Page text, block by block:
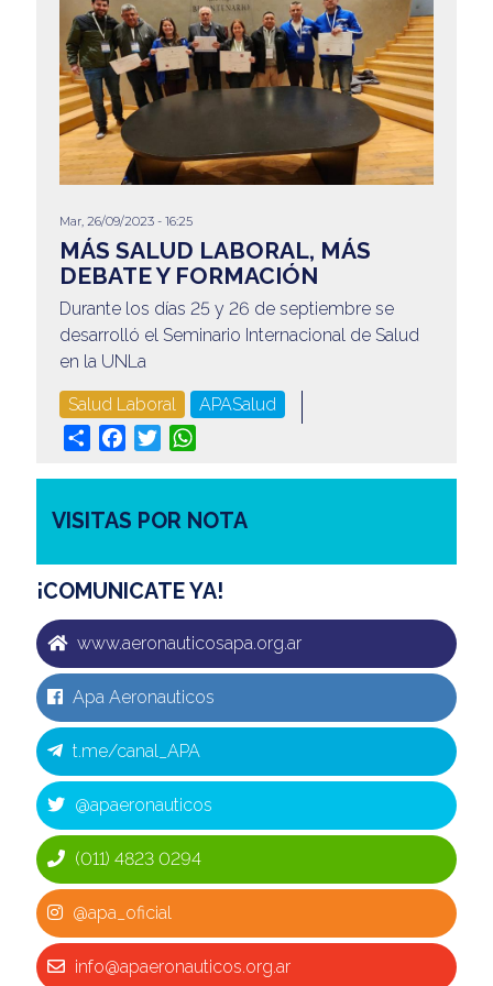
Mar, 26/09/2023 - 16:25
MÁS SALUD LABORAL, MÁS
DEBATE Y FORMACIÓN
Durante los días 25 y 26 de septiembre se
desarrolló el Seminario Internacional de Salud
en la UNLa
Salud Laboral
APASalud
Share Facebook
Twitter
VISITAS POR NOTA
¡COMUNICATE YA!
www.aeronauticosapa.org.ar
Apa Aeronauticos
t.me/canal_APA
@apaeronauticos
(011) 4823 0294
@apa_oficial
info@apaeronauticos.org.ar